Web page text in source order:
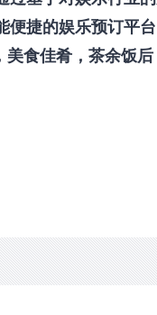
捷的娱乐预订平台
食佳肴，茶余饭